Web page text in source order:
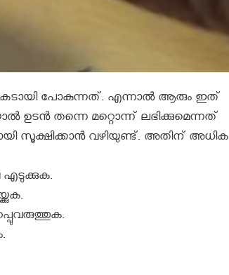
കേടായി പോകുന്നത്. എന്നാൽ ആരും ഇത്
ഉടൻ തന്നെ മറ്റൊന്ന് ലഭിക്കുമെന്നത്
സൂക്ഷിക്കാൻ വഴിയുണ്ട്. അതിന് അധിക